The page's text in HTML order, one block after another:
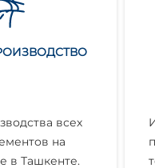
всех
на
в Ташкенте.